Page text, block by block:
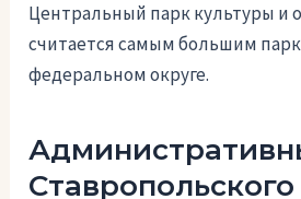
Центральный парк культуры и
считается самым большим
федеральном округе.